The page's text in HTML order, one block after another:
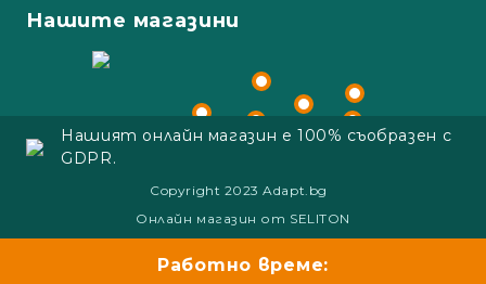
Нашите магазини
Нашият онлайн магазин е 100% съобразен с
GDPR.
Copyright 2023 Adapt.bg
Онлайн магазин от SELITON
Работно време: